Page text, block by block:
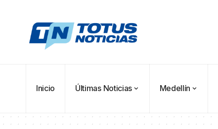
Inicio Últimas Noticias Medellín